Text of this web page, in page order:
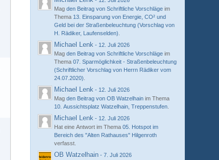
Magden Beitrag vonSchriftliche Vorschläge im
Thema 13. Einsparung von Energie, CO² und
Geld bei der Straßenbeleuchtung (Vorschlag von
H. Rädiker, Laufenselden)
Michael Lenk - 12. Juli 2026
Magden Beitrag vonSchriftliche Vorschläge im
Thema07. Sparmöglichkeit - Straßenbeleuchtung
(Schriftlicher Vorschlag von Herrn Rädiker vom
24.07.2020)
Michael Lenk - 12. Juli 2026
Magden Beitrag vonOB Watzelhain im Thema
10. Aussichtsplatz Watzelhain, Treppenstufen
Michael Lenk - 12. Juli 2026
Hat eine Antwort im Thema05. Hotspot im
Bereich des "Alten Rathauses" Hilgenroth
verfasst.
OB Watzelhain -7. Juli 2026